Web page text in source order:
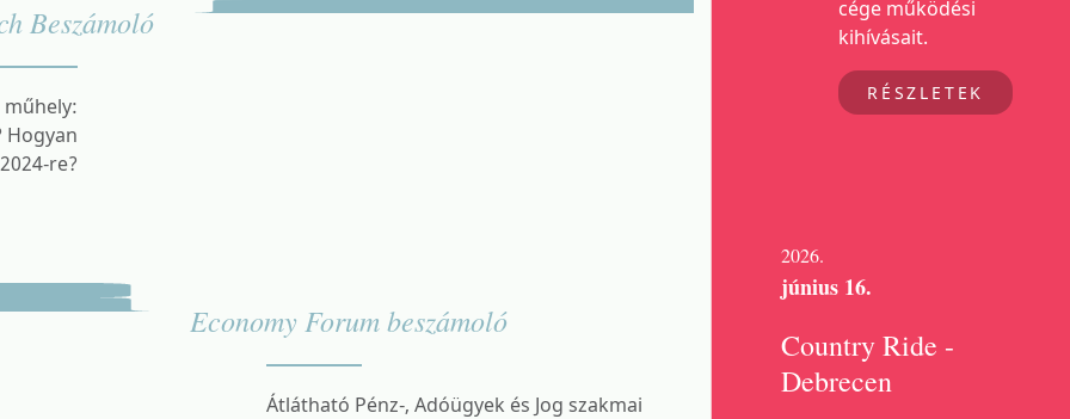
cége működési
kihívásait.
RÉSZLETEK
2026.
június 16.
Country Ride -
Debrecen
Beszámoló
Hogyan
re?
Economy Forum beszámoló
Átlátható Pénz-, Adóügyek és Jog szakmai